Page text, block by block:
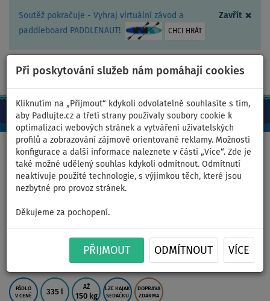
Zavřít ×
Soutěž pokračuje - Vyhraj virtuální závod a
paddleboard PADDLENAUT!
CHCI HRÁT
Při poskytování služeb nám pomáhají cookies
Kliknutím na „Přijmout“ kdykoli odvolatelně souhlasíte s tím,
aby Padlujte.cz a třetí strany používaly soubory cookie k
optimalizaci webových stránek a vytváření uživatelských
profilů a zobrazování zájmově orientované reklamy. Možnosti
konfigurace a další informace naleznete v části „Více“. Zde je
také možné udělený souhlas kdykoli odmítnout. Odmítnutí
neaktivuje použité technologie, s výjimkou těch, které jsou
nezbytné pro provoz stránek.
Děkujeme za pochopení.
PŘIJMOUT ODMÍTNOUT VÍCE
CZ/Kč +420 467 409 090 0ks
Domů >Nafukovací paddleboardy >Střední univerzální
Paddleboard WATTSUP F11
11'0 COMBO SMU - nafukovací
- varianta: základní sada
PÁDLO
V CENĚ
335 l
AŽ
150 kg
LZE KAJAK
SEDAČKU
DOPRAVA
ZDARMA